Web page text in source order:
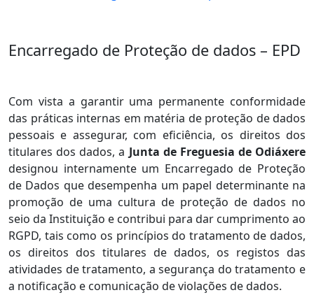
Encarregado de Proteção de dados – EPD
Com vista a garantir uma permanente conformidade
das práticas internas em matéria de proteção de dados
pessoais e assegurar, com eficiência, os direitos dos
titulares dos dados, a Junta de Freguesia de Odiáxere
designou internamente um Encarregado de Proteção
de Dados que desempenha um papel determinante na
promoção de uma cultura de proteção de dados no
seio da Instituição e contribui para dar cumprimento ao
RGPD, tais como os princípios do tratamento de dados,
os direitos dos titulares de dados, os registos das
atividades de tratamento, a segurança do tratamento e
a notificação e comunicação de violações de dados.